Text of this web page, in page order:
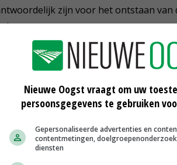
zijn voor het ontstaan van
is nu toegestaan. Van
maar insecteneiwit nog niet. Het
Het was niet mogelijk om aan
Daar zijn nu wel testen voor
te gebruiken. Dat is wel
Nieuwe Oogst vraagt om uw
persoonsgegevens te gebruiken
Gepersonaliseerde advertenties en
contentmetingen,
diensten